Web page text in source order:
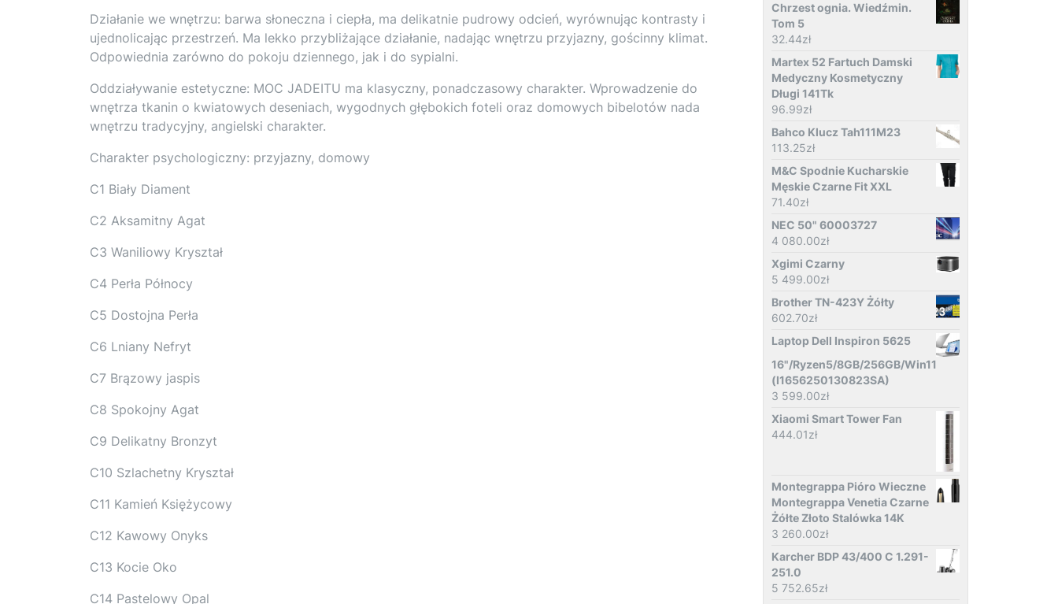
Działanie we wnętrzu: barwa słoneczna i ciepła, ma delikatnie pudrowy odcień, wyrównując kontrasty i
ujednolicając przestrzeń. Ma lekko przybliżające działanie, nadając wnętrzu przyjazny, gościnny klimat.
Odpowiednia zarówno do pokoju dziennego, jak i do sypialni.
Oddziaływanie estetyczne: MOC JADEITU ma klasyczny, ponadczasowy charakter. Wprowadzenie do
wnętrza tkanin o kwiatowych deseniach, wygodnych głębokich foteli oraz domowych bibelotów nada
wnętrzu tradycyjny, angielski charakter.
Charakter psychologiczny: przyjazny, domowy
C1 Biały Diament
C2 Aksamitny Agat
C3 Waniliowy Kryształ
C4 Perła Północy
C5 Dostojna Perła
C6 Lniany Nefryt
C7 Brązowy jaspis
C8 Spokojny Agat
C9 Delikatny Bronzyt
C10 Szlachetny Kryształ
C11 Kamień Księżycowy
C12 Kawowy Onyks
C13 Kocie Oko
C14 Pastelowy Opal
Chrzest ognia. Wiedźmin.
Tom 5
32.44zł
Martex 52 Fartuch Damski
Medyczny Kosmetyczny
Długi 141Tk
96.99zł
Bahco Klucz Tah111M23
113.25zł
M&C Spodnie Kucharskie
Męskie Czarne Fit XXL
71.40zł
NEC 50" 60003727
4 080.00zł
Xgimi Czarny
5 499.00zł
Brother TN-423Y Żółty
602.70zł
Laptop Dell Inspiron 5625
16"/Ryzen5/8GB/256GB/Win11
(I1656250130823SA)
3 599.00zł
Xiaomi Smart Tower Fan
444.01zł
Montegrappa Pióro Wieczne
Montegrappa Venetia Czarne
Żółte Złoto Stalówka 14K
3 260.00zł
Karcher BDP 43/400 C 1.291-
251.0
5 752.65zł